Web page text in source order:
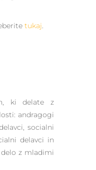
tukaj.
ki delate z
andragogi
socialni
delavci in
z mladimi